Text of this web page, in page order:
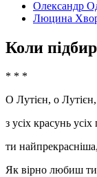
Олександр
Люцина
Коли
* * *
О Лутієн, о Лутієн,
з усіх красунь
ти
Як вірно любиш ти